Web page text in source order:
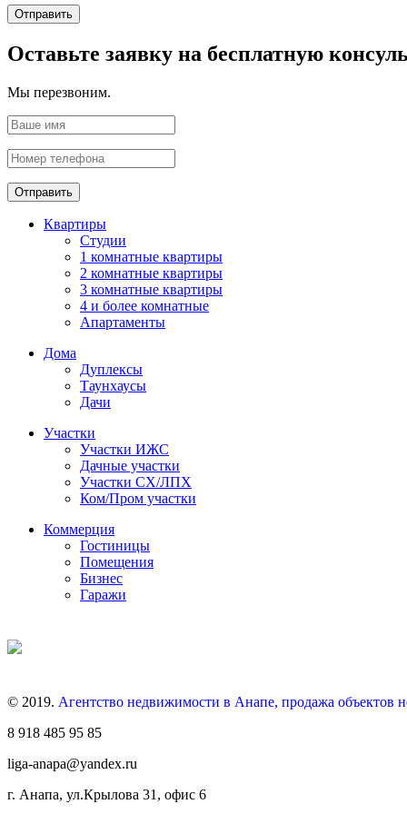
Отправить
Оставьте заявку на бесплатную
Мы перезвоним.
Отправить
Квартиры
Студии
1 комнатные квартиры
2 комнатные квартиры
3 комнатные квартиры
4 и более комнатные
Апартаменты
Дома
Дуплексы
Таунхаусы
Дачи
Участки
Участки ИЖС
Дачные участки
Участки СХ/ЛПХ
Ком/Пром участки
Коммерция
Гостиницы
Помещения
Бизнес
Гаражи
© 2019. Агентство недвижимости в Анапе, продажа объектов
8 918 485 95 85
liga-anapa@yandex.ru
г. Анапа, ул.Крылова 31, офис 6